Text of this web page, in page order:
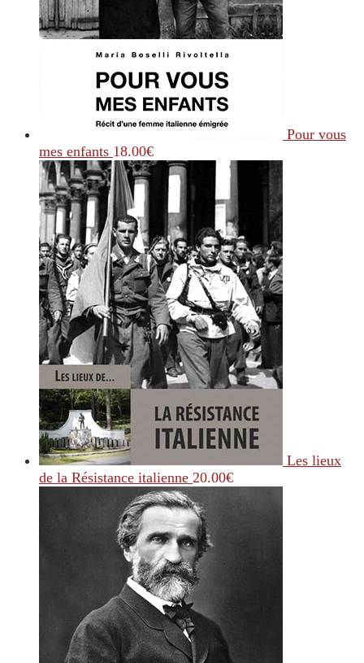
Pour vous
mes enfants 18.00€
Les lieux
de la Résistance italienne 20.00€